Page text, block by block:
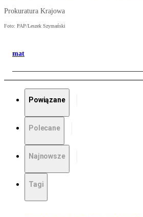
Prokuratura Krajowa
Foto: PAP/Leszek Szymański
mat
Powiązane
Polecane
Najnowsze
Tagi